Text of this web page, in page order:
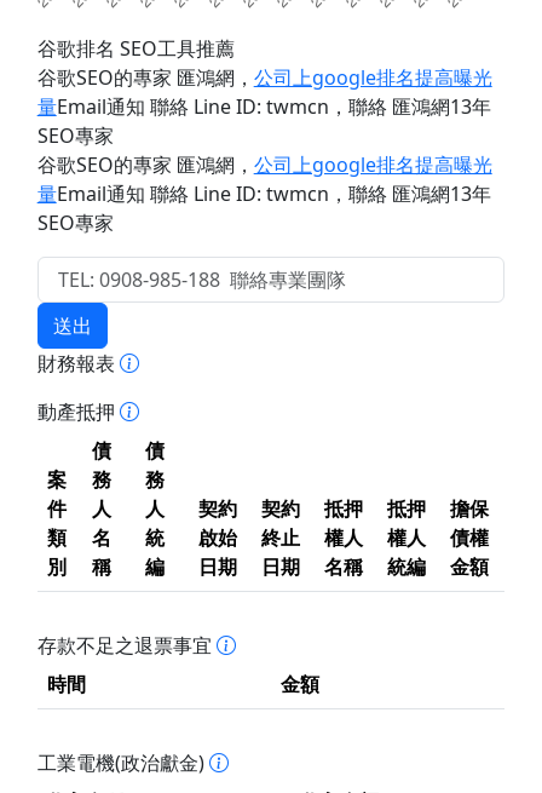
谷歌排名 SEO工具推薦
谷歌SEO的專家 匯鴻網 ， 公司上google排名提高曝光
量Email通知 聯絡 Line ID: twmcn ，聯絡 匯鴻網13年
SEO專家
谷歌SEO的專家 匯鴻網 ， 公司上google排名提高曝光
量Email通知 聯絡 Line ID: twmcn ，聯絡 匯鴻網13年
SEO專家
送出
財務報表
動產抵押
案
件
類
別
債
務
人
名
稱
債
務
人
統
編
契約
啟始
日期
契約
終止
日期
抵押
權人
名稱
抵押
權人
統編
擔保
債權
金額
存款不足之退票事宜
時間
金額
工業電機(政治獻金)